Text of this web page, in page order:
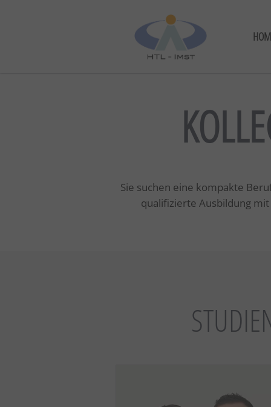
Sie suchen eine kompakte
qualifizierte Ausbildung